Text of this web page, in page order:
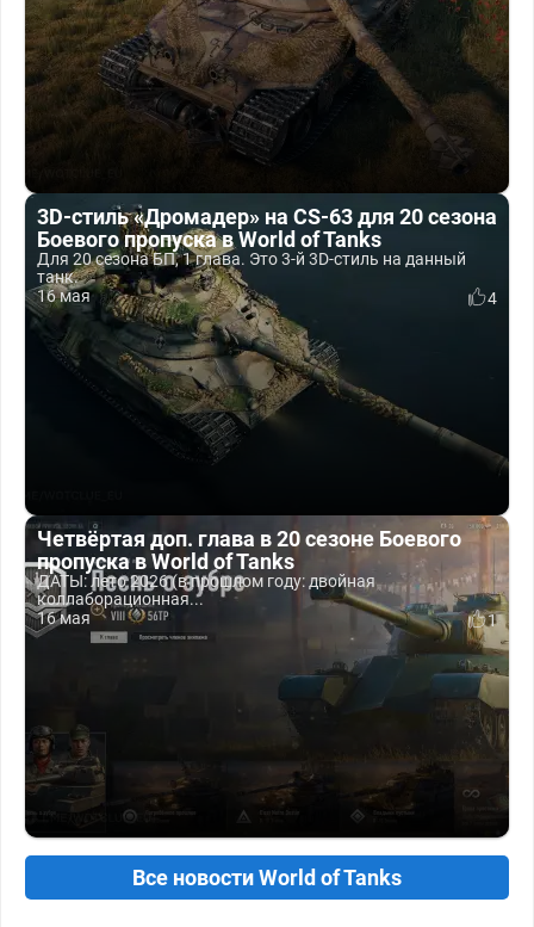
3D-стиль «Дромадер» на CS-63 для 20 сезона
Боевого пропуска в World of Tanks
Для 20 сезона БП, 1 глава. Это 3-й 3D-стиль на данный
танк.
16 мая
4
Четвёртая доп. глава в 20 сезоне Боевого
пропуска в World of Tanks
ДАТЫ: лето 2026 (в прошлом году: двойная
коллаборационная...
16 мая
1
Все новости World of Tanks